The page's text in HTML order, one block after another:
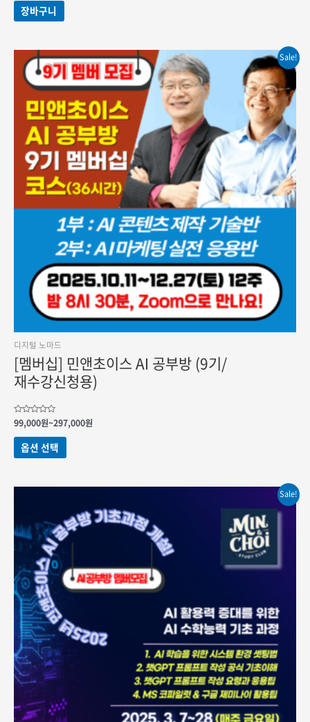
로
평가됨
장바구니
Sale!
디지털 노마드
[멤버십] 민앤초이스 AI 공부방 (9기/
재수강신청용)
5
중에서
0
로
평가됨
99,000원~297,000원
옵션 선택
여러
상품
페이지에서
옵션을
수
있습니다.
Sale!